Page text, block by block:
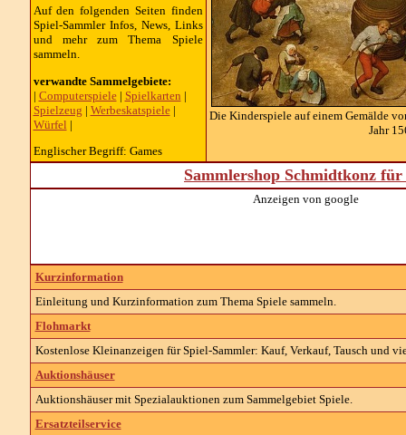
Auf den folgenden Seiten finden
Spiel-Sammler Infos, News, Links
und mehr zum Thema Spiele
sammeln.
verwandte Sammelgebiete:
| Computerspiele| Spielkarten |
Spielzeug | Werbeskatspiele|
Würfel |
Englischer Begriff: Games
Die Kinderspiele auf einem Gemälde
Jahr
Sammlershop Schmidtkonz
Anzeigen von google
Kurzinformation
Einleitung und Kurzinformation zum Thema Spiele sammeln.
Flohmarkt
Kostenlose Kleinanzeigen fürSpiel-Sammler: Kauf, Verkauf, Tausch und
Auktionshäuser
Auktionshäuser mit Spezialauktionen zum Sammelgebiet Spiele.
Ersatzteilservice